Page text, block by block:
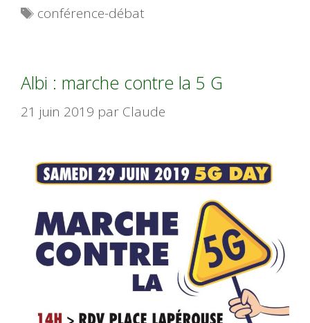
Étiquettes
conférence-débat
Albi : marche contre la 5 G
21 juin 2019 par Claude